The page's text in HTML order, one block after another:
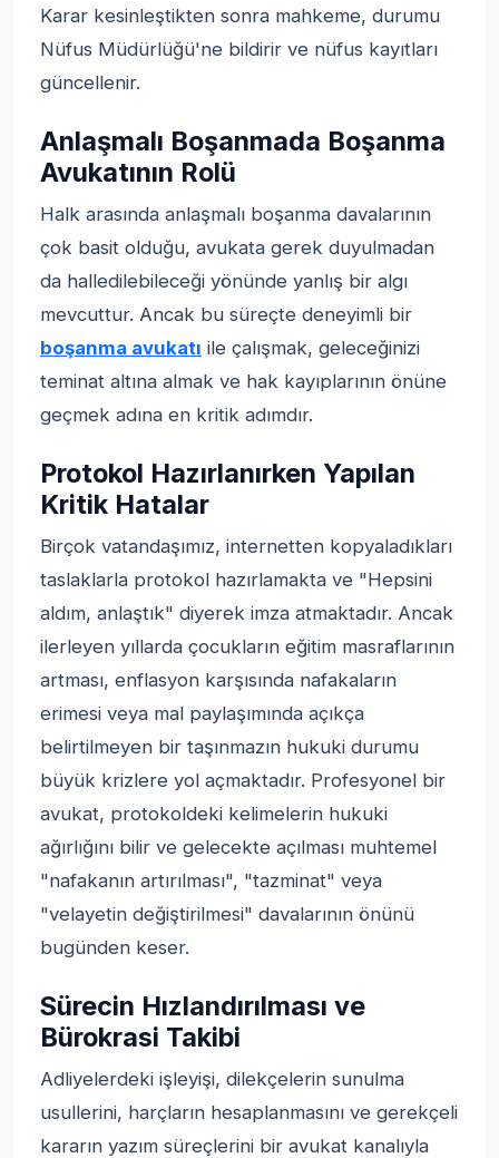
Karar kesinleştikten sonra mahkeme, durumu
Nüfus Müdürlüğü'ne bildirir ve nüfus kayıtları
güncellenir.
Anlaşmalı Boşanmada Boşanma
Avukatının Rolü
Halk arasında anlaşmalı boşanma davalarının
çok basit olduğu, avukata gerek duyulmadan
da halledilebileceği yönünde yanlış bir algı
mevcuttur. Ancak bu süreçte deneyimli bir
boşanma avukatı ile çalışmak, geleceğinizi
teminat altına almak ve hak kayıplarının önüne
geçmek adına en kritik adımdır.
Protokol Hazırlanırken Yapılan
Kritik Hatalar
Birçok vatandaşımız, internetten kopyaladıkları
taslaklarla protokol hazırlamakta ve "Hepsini
aldım, anlaştık" diyerek imza atmaktadır. Ancak
ilerleyen yıllarda çocukların eğitim masraflarının
artması, enflasyon karşısında nafakaların
erimesi veya mal paylaşımında açıkça
belirtilmeyen bir taşınmazın hukuki durumu
büyük krizlere yol açmaktadır. Profesyonel bir
avukat, protokoldeki kelimelerin hukuki
ağırlığını bilir ve gelecekte açılması muhtemel
"nafakanın artırılması", "tazminat" veya
"velayetin değiştirilmesi" davalarının önünü
bugünden keser.
Sürecin Hızlandırılması ve
Bürokrasi Takibi
Adliyelerdeki işleyişi, dilekçelerin sunulma
usullerini, harçların hesaplanmasını ve gerekçeli
kararın yazım süreçlerini bir avukat kanalıyla